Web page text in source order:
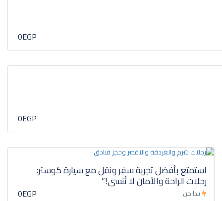
0EGP
0EGP
استمتع بأفضل تجربة سفر ونقل مع سيارة كوستر:
رحلات الراحة والأمان لا تُنسى!”
يبدا من 0EGP